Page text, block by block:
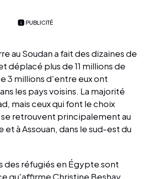
PUBLICITÉ
au Soudan a fait des dizaines de
déplacé plus de 11 millions de
3 millions d'entre eux ont
les pays voisins. La majorité
mais ceux qui font le choix
retrouvent principalement au
et à Assouan, dans le sud-est du
des réfugiés en Égypte sont
qu'affirme Christine Beshay,